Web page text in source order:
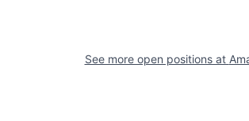
See more open positions at